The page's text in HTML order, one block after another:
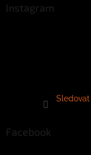
Instagram
Facebook